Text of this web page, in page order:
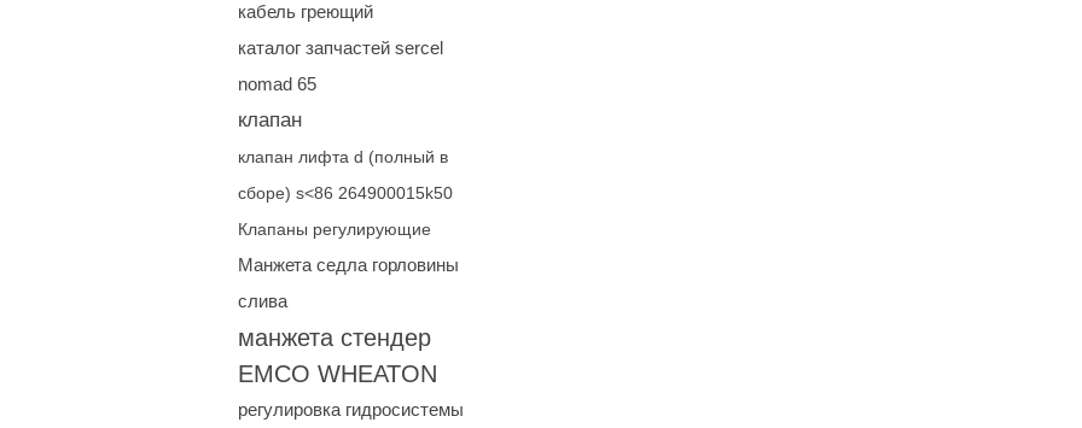
кабель греющий
каталог запчастей sercel
nomad 65
клапан
клапан лифта d (полный в
сборе) s<86 264900015k50
Клапаны регулирующие
Манжета седла горловины
слива
манжета стендер
EMCO WHEATON
регулировка гидросистемы